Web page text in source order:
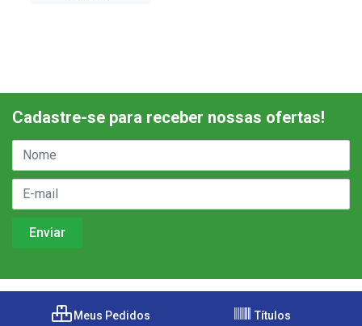
Cadastre-se para receber nossas ofertas!
Meus Pedidos Títulos